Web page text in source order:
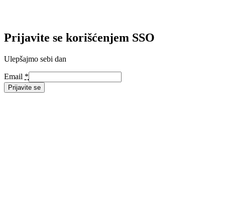
Prijavite se korišćenjem SSO
Ulepšajmo sebi dan
Email *
Prijavite se